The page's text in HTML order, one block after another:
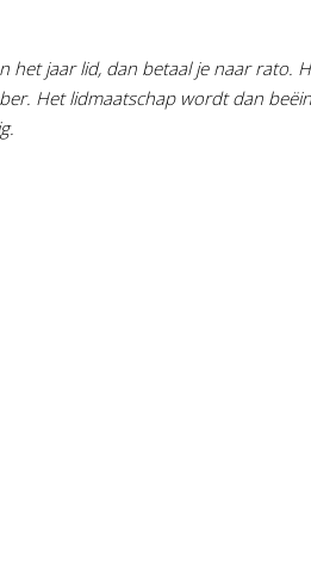
jaar lid, dan betaal je naar rato.
Het lidmaatschap wordt dan